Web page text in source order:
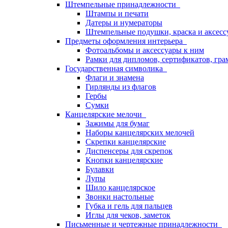
Штемпельные принадлежности
Штампы и печати
Датеры и нумераторы
Штемпельные подушки, краска и
Предметы оформления интерьера
Фотоальбомы и аксессуары к ним
Рамки для дипломов, сертификатов,
Государственная символика
Флаги и знамена
Гирлянды из флагов
Гербы
Сумки
Канцелярские мелочи
Зажимы для бумаг
Наборы канцелярских мелочей
Скрепки канцелярские
Диспенсеры для скрепок
Кнопки канцелярские
Булавки
Лупы
Шило канцелярское
Звонки настольные
Губка и гель для пальцев
Иглы для чеков, заметок
Письменные и чертежные принадлежности